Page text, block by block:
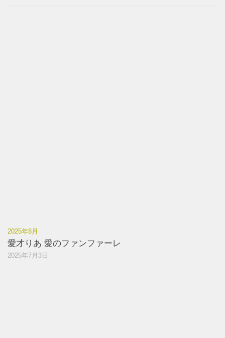
2025年8月
愛才りあ 愛のファンファーレ
2025年7月3日